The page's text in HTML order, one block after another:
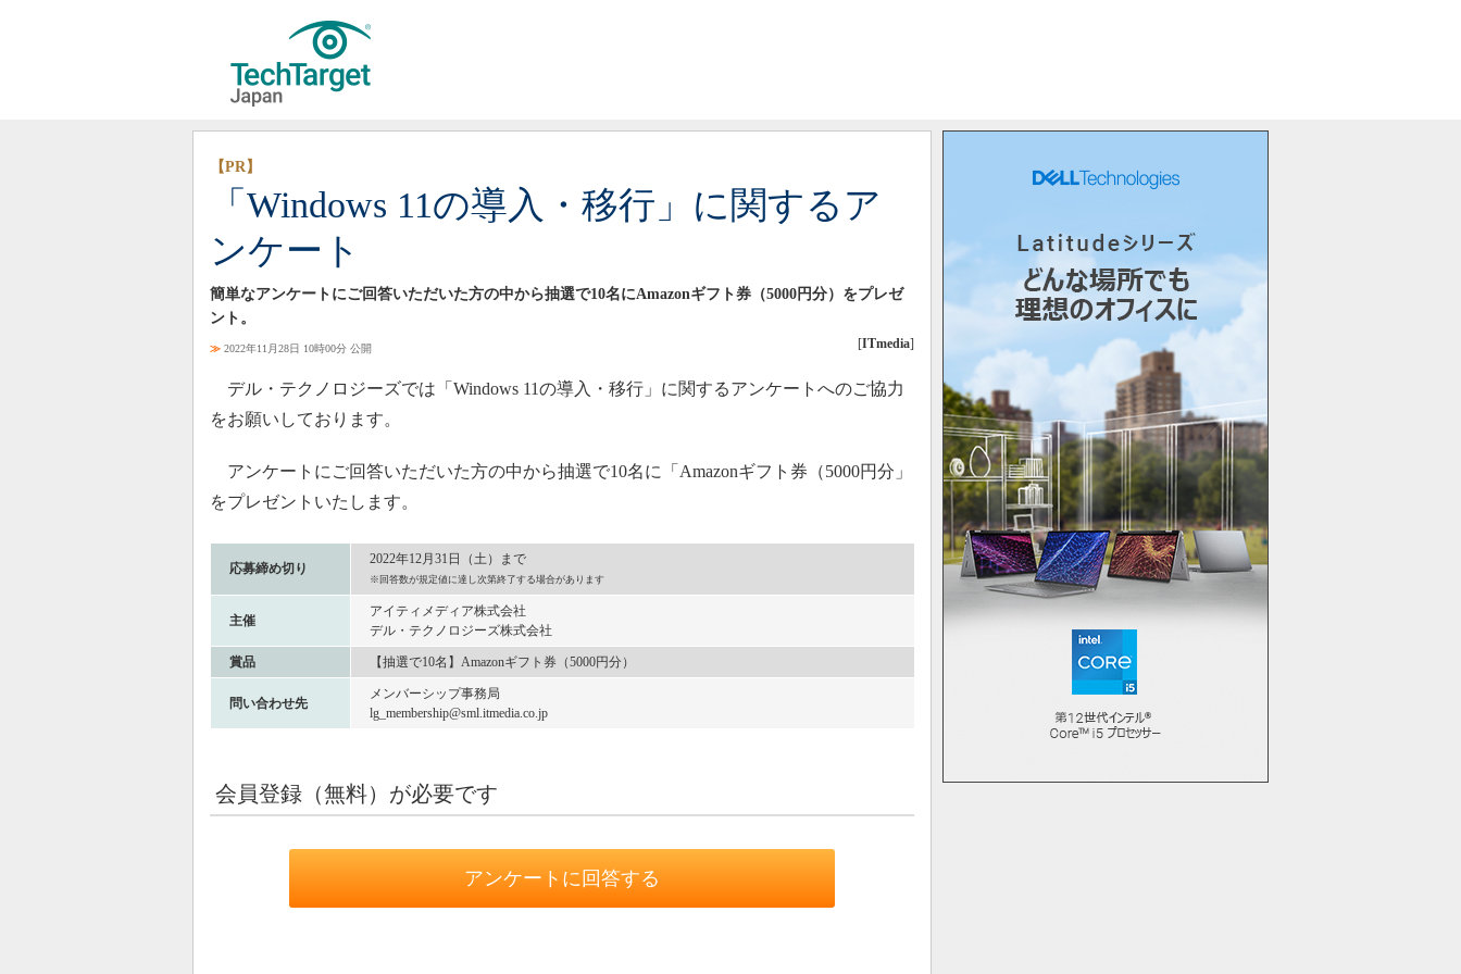
「Windows 11の導入・移行」に関するア
ンケート
【PR】
簡単なアンケートにご回答いただいた方の中から抽選で10名にAmazonギフト券（5000円分）をプレゼ
ント。
≫ 2022年11月28日 10時00分 公開 [ITmedia]
デル・テクノロジーズでは「Windows 11の導入・移行」に関するアンケートへのご協力
をお願いしております。
アンケートにご回答いただいた方の中から抽選で10名に「Amazonギフト券（5000円分」
をプレゼントいたします。
応募締め切り
2022年12月31日（土）まで
※回答数が規定値に達し次第終了する場合があります
主催
アイティメディア株式会社
デル・テクノロジーズ株式会社
賞品 【抽選で10名】Amazonギフト券（5000円分）
問い合わせ先
メンバーシップ事務局
lg_membership@sml.itmedia.co.jp
会員登録（無料）が必要です
アンケートに回答する